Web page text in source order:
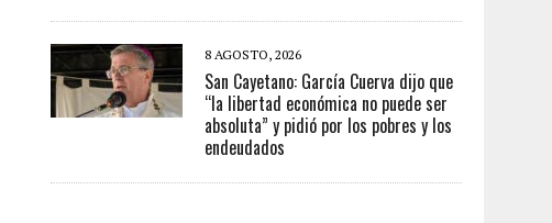
8 AGOSTO, 2026
San Cayetano: García Cuerva dijo que
“la libertad económica no puede ser
absoluta” y pidió por los pobres y los
endeudados